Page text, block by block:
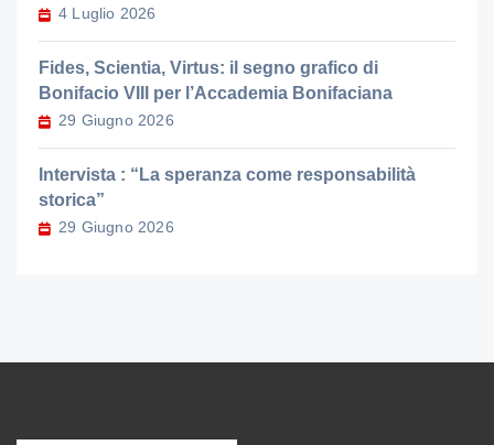
4 Luglio 2026
Fides, Scientia, Virtus: il segno grafico di
Bonifacio VIII per l’Accademia Bonifaciana
29 Giugno 2026
Intervista : “La speranza come responsabilità
storica”
29 Giugno 2026